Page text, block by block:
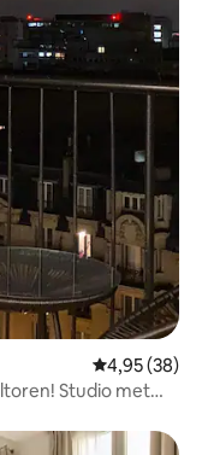
Gemiddelde
4,95 (38)
Studio met